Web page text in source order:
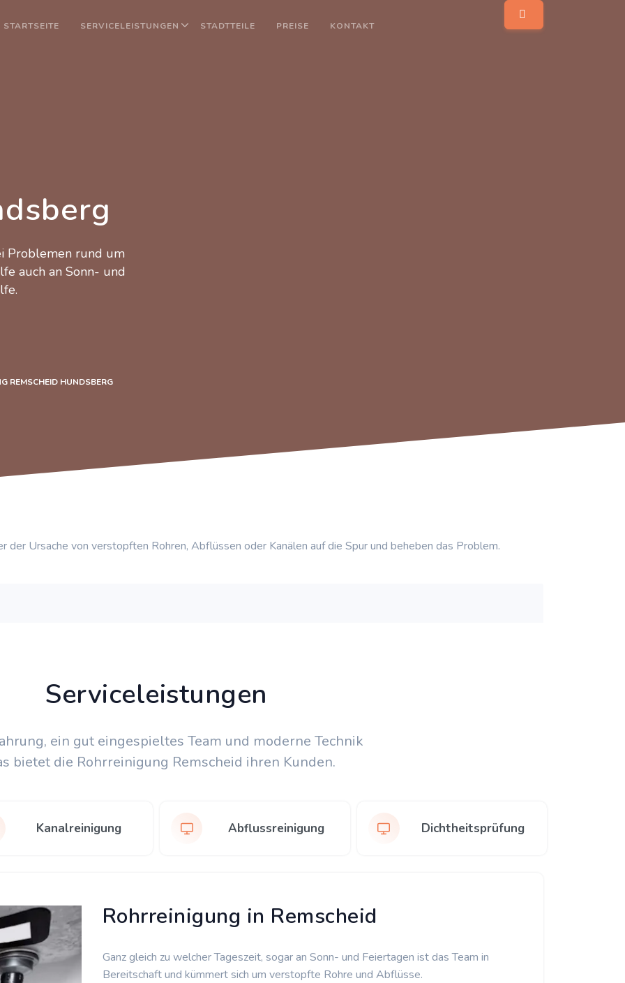
STARTSEITE SERVICELEISTUNGEN STADTTEILE PREISE KONTAKT
Problemen rund um
auch an Sonn- und
REMSCHEID HUNDSBERG
Ursache von verstopften Rohren, Abflüssen oder Kanälen auf die Spur und beheben das Problem.
Serviceleistungen
ein gut eingespieltes Team und moderne Technik
bietet die Rohrreinigung Remscheid ihren Kunden.
Kanalreinigung Abflussreinigung Dichtheitsprüfung
Rohrreinigung in Remscheid
Ganz gleich zu welcher Tageszeit, sogar an Sonn- und Feiertagen ist das Team in
Bereitschaft und kümmert sich um verstopfte Rohre und Abflüsse.